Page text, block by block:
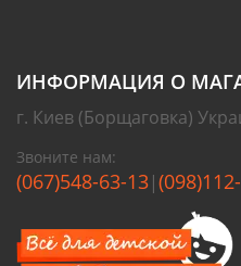
ИНФОРМАЦИЯ О
г. Киев (Борщаговка)
Звоните нам:
(067)548-63-13|